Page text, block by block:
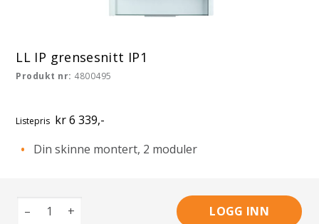
LL IP grensesnitt IP1
Produkt nr: 4800495
Listepris kr 6 339,-
Din skinne montert, 2 moduler
– + LOGG INN